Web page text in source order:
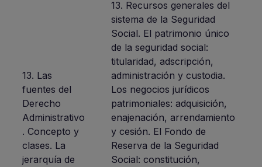
13. Las
fuentes del
Derecho
Administrativo
. Concepto y
clases. La
jerarquía de
13. Recursos generales del
sistema de la Seguridad
Social. El patrimonio único
de la seguridad social:
titularidad, adscripción,
administración y custodia.
Los negocios jurídicos
patrimoniales: adquisición,
enajenación, arrendamiento
y cesión. El Fondo de
Reserva de la Seguridad
Social: constitución,